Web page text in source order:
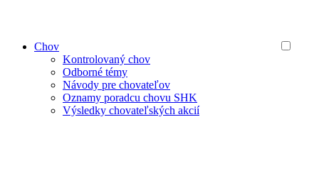
Chov
Kontrolovaný chov
Odborné témy
Návody pre chovateľov
Oznamy poradcu chovu SHK
Výsledky chovateľských akcií